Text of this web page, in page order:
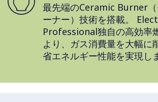
最先端のCeramic Burner
ーナー）技術を搭載。
Professional独自の高効率
より、ガス消費量を大幅に
省エネルギー性能を実現し